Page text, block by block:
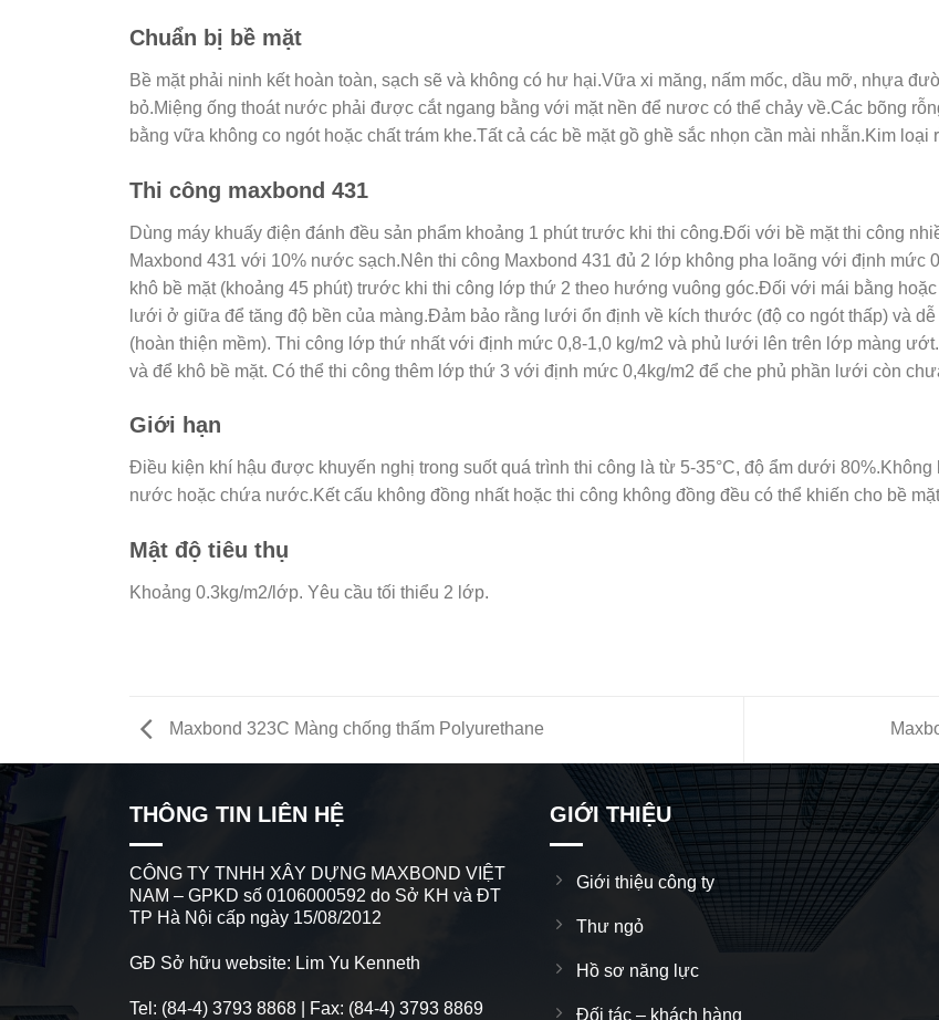
Chuẩn bị bề mặt
Bề mặt phải ninh kết hoàn toàn, sạch sẽ và không có hư hại.Vữa xi măng, nấm mốc, dầu mỡ, nhựa
bỏ.Miệng ống thoát nước phải được cắt ngang bằng với mặt nền để nươc có thể chảy về.Các bõng
bằng vữa không co ngót hoặc chất trám khe.Tất cả các bề mặt gồ ghề sắc nhọn cần mài nhẵn.Kim
Thi công maxbond 431
Dùng máy khuấy điện đánh đều sản phẩm khoảng 1 phút trước khi thi công.Đối với bề mặt thi công
Maxbond 431 với 10% nước sạch.Nên thi công Maxbond 431 đủ 2 lớp không pha loãng với định
khô bề mặt (khoảng 45 phút) trước khi thi công lớp thứ 2 theo hướng vuông góc.Đối với mái bằng
lưới ở giữa để tăng độ bền của màng.Đảm bảo rằng lưới ổn định về kích thước (độ co ngót thấp) và
(hoàn thiện mềm). Thi công lớp thứ nhất với định mức 0,8-1,0 kg/m2 và phủ lưới lên trên lớp màng
và để khô bề mặt. Có thể thi công thêm lớp thứ 3 với định mức 0,4kg/m2 để che phủ phần lưới còn
Giới hạn
Điều kiện khí hậu được khuyến nghị trong suốt quá trình thi công là từ 5-35°C, độ ẩm dưới
nước hoặc chứa nước.Kết cấu không đồng nhất hoặc thi công không đồng đều có thể khiến cho bề
Mật độ tiêu thụ
Khoảng 0.3kg/m2/lớp. Yêu cầu tối thiểu 2 lớp.
Maxbond 323C Màng chống thấm Polyurethane
THÔNG TIN LIÊN HỆ
CÔNG TY TNHH XÂY DỰNG MAXBOND VIỆT
NAM – GPKD số 0106000592 do Sở KH và ĐT
TP Hà Nội cấp ngày 15/08/2012
GĐ Sở hữu website: Lim Yu Kenneth
Tel: (84-4) 3793 8868 | Fax: (84-4) 3793 8869
GIỚI THIỆU
Giới thiệu công ty
Thư ngỏ
Hồ sơ năng lực
Đối tác – khách hàng